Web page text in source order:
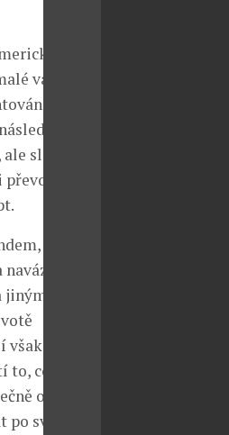
várky
slibně
ačkoliv
jiným
však
co mu
opustil
svém.